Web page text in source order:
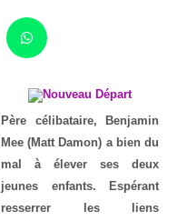
Père célibataire, Benjamin
Mee (Matt Damon) a bien du
mal à élever ses deux
jeunes enfants. Espérant
resserrer les liens